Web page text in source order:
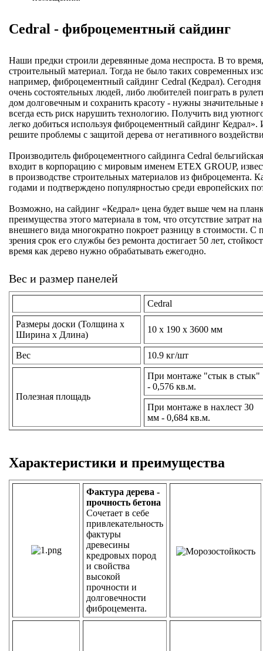
Cedral - фиброцементный сайдинг
Наши предки строили деревянные дома неспроста. В то
строительный материал. Тогда не было таких современных
например, фиброцементный сайдинг Сedral (Кедрал). Сегодня
очень состоятельных людей, либо любителей поиграть в
дом долговечным и сохранить красоту - нужны значительные
всегда есть риск нарушить технологию. Получить вид
легко добиться используя фиброцементный сайдинг
решите проблемы с защитой дерева от негативного
Производитель фиброцементного сайдинга Сedral
входит в корпорацию с мировым именем ETEX GROUP,
в производстве строительных материалов из фиброцемента.
годами и подтверждено популярностью среди европейских
Возможно, на сайдинг «Кедрал» цена будет выше чем на
преимущества этого материала в том, что отсутствие затрат
внешнего вида многократно покроет разницу в стоимости. С
зрения срок его службы без ремонта достигает 50 лет,
время как дерево нужно обрабатывать ежегодно.
Вес и размер панелей
Cedral
Размеры доски (Толщина х
Ширина х Длина)
10 х 190 x 3600 мм
Вес 10.9 кг/шт
Полезная площадь
При монтаже "стык в стык"
- 0,576 кв.м.
При монтаже в нахлест 30
мм - 0,684 кв.м.
Характеристики и преимущества
Фактура дерева -
прочность бетона
Сочетает в себе
привлекательность
фактуры
древесины
кредровых пород
и свойства
высокой
прочности и
долговечности
фиброцемента.